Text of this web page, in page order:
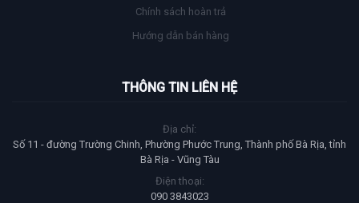
Chính sách hoàn trả
Hướng dẫn bán hàng
THÔNG TIN LIÊN HỆ
Địa chỉ:
Số 11 - đường Trường Chinh, Phường Phước Trung, Thành phố Bà Rịa, tỉnh
Bà Rịa - Vũng Tàu
Điện thoại:
090 3843023